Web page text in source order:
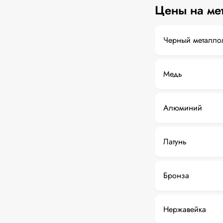
Цены на
Черный
Медь
Алюминий
Латунь
Бронза
Нержавейка